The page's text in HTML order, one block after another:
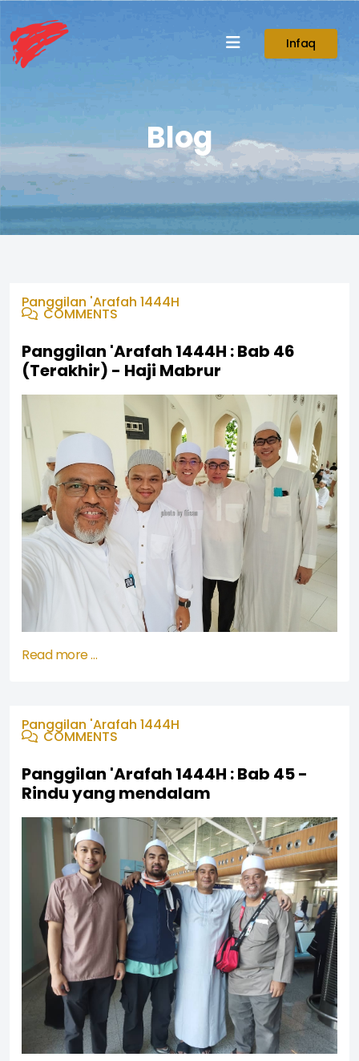
Infaq
Blog
Panggilan 'Arafah 1444H
COMMENTS
Panggilan 'Arafah 1444H : Bab 46
(Terakhir) - Haji Mabrur
Read more …
Panggilan 'Arafah 1444H
COMMENTS
Panggilan 'Arafah 1444H : Bab 45 -
Rindu yang mendalam